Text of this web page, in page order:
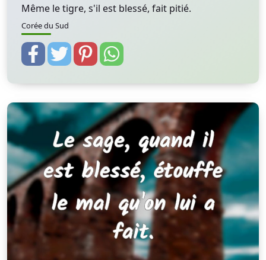
Même le tigre, s'il est blessé, fait pitié.
Corée du Sud